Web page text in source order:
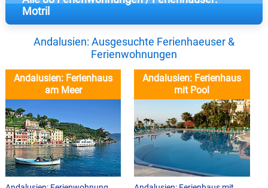
Motril
Andalusien: Ausgesuchte Ferienhaeuser &
Ferienwohnungen
Andalusien: Ferienhaus
am Meer
Andalusien: Ferienhaus
mit Pool